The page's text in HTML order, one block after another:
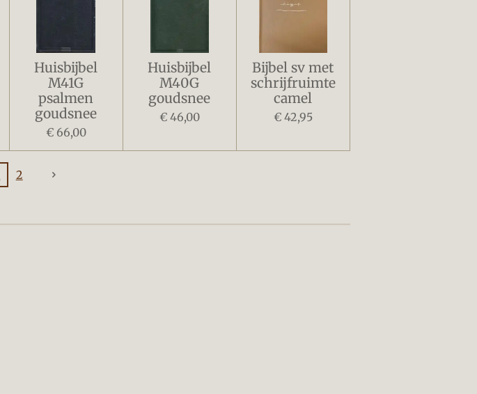
Huisbijbel
M41G
psalmen
goudsnee
€ 66,00
Huisbijbel
M40G
goudsnee
€ 46,00
Bijbel sv met
schrijfruimte
camel
€ 42,95
2